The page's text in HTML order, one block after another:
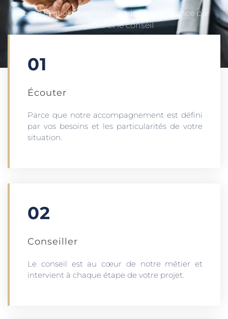
Toute relation avec un mandant commence par
l’écoute et le conseil
01
Écouter​
Parce que notre accompagnement est défini
par vos besoins et les particularités de votre
situation.
02
Conseiller
Le conseil est au cœur de notre métier et
intervient à chaque étape de votre projet.